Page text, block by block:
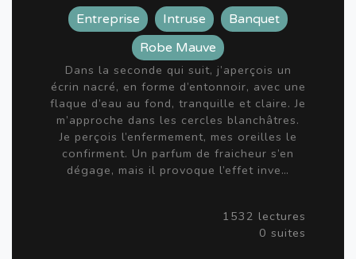
Entreprise Intruse
Banquet
Robe Mauve
Dans la seconde qui suit, j’aperçois un
écrin nacré, en forme d’entonnoir, avec une
flaque d’eau au fond, tranquille et claire. Je
m’approche dans les cercles blanchâtres.
Je perçois l’enfermement, mes oreilles le
confirment. Un parfum de fraicheur s’en
dégage, mais il provoque l’effet inve…
1532 lectures
0 suites